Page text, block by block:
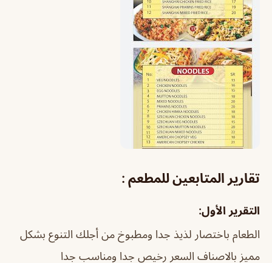
تقارير المتابعين للمطعم :
التقرير الأول:
الطعام باختصار لذيذ جدا ومطبوخ من أجلك التنوع بشكل
مميز بالاصناف السعر رخيص جدا ومناسب جدا